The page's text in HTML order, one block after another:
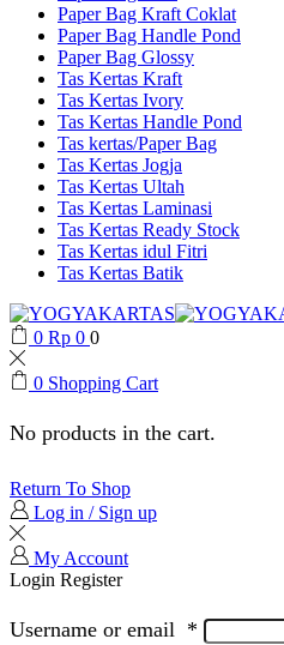
Paper Bag Kraft Coklat
Paper Bag Handle Pond
Paper Bag Glossy
Tas Kertas Kraft
Tas Kertas Ivory
Tas Kertas Handle Pond
Tas kertas/Paper Bag
Tas Kertas Jogja
Tas Kertas Ultah
Tas Kertas Laminasi
Tas Kertas Ready Stock
Tas Kertas idul Fitri
Tas Kertas Batik
0 Rp 0 0
0 Shopping Cart
No products in the cart.
Return To Shop
Log in / Sign up
My Account
Login Register
Username or email *